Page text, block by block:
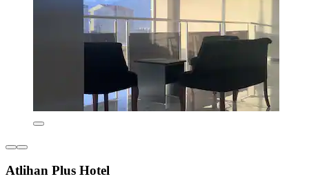
Atlihan Plus Hotel